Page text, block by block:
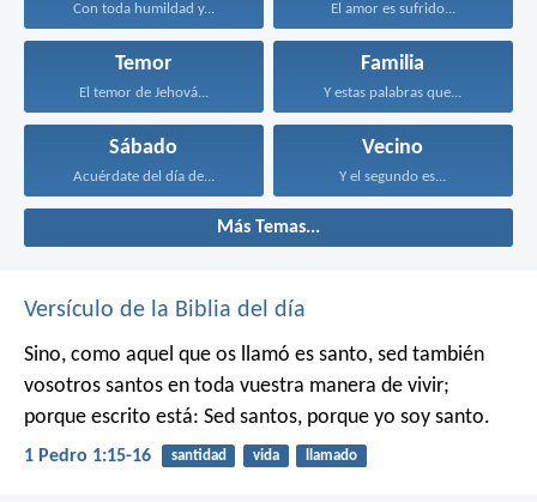
Con toda humildad y... El amor es sufrido...
Temor
El temor de Jehová...
Familia
Y estas palabras que...
Sábado
Acuérdate del día de...
Vecino
Y el segundo es...
Más Temas...
Versículo de la Biblia del día
Sino, como aquel que os llamó es santo, sed también
vosotros santos en toda vuestra manera de vivir;
porque escrito está: Sed santos, porque yo soy santo.
1 Pedro 1:15-16 santidad vida llamado